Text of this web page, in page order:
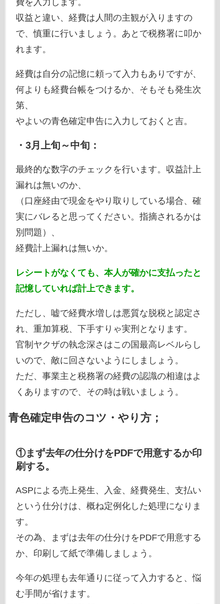
費を入力します。
収益と違い、経費は人間の主観が入りますの
で、慎重に行いましょう。あとで税務署に叩か
れます。
経費は自分の記憶に頼って入力もありですが、
何よりも経費台帳をつけるか、そもそも発生次
第、
やよいの青色確定申告に入力しておくと吉。
・3月上旬～中旬：
最終的な数字のチェックを行います。収益計上
漏れは無いのか、
（口座経由で現金をやり取りしている場合、確
実にバレると思ってください。指摘されるかは
別問題）、
経費計上漏れは無いか。
レシートがなくても、本人が確かに支払ったと
記憶していれば計上できます。
ただし、嘘で経費水増しは悪質な脱税と認定さ
れ、重加算税、下手すりゃ実刑となります。
官制ヤクザの執念深さはこの国最高レベルらし
いので、敵に回さないようにしましょう。
ただ、事業主と税務署の経費の認識の相違はよ
くありますので、その時は戦いましょう。
青色確定申告のコツ・やり方；
①まず去年の仕分けをPDFで用意するか印
刷する。
ASPによる売上発生、入金、経費発生、支払い
という仕分けは、概ね定例化した処理になりま
す。
その為、まずは去年の仕分けをPDFで用意する
か、印刷して紙で準備しましょう。
今年の処理も去年通りに従って入力すると、悩
む手間が省けます。